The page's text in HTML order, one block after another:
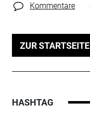
Kommentare
ZUR STARTSEITE
HASHTAG